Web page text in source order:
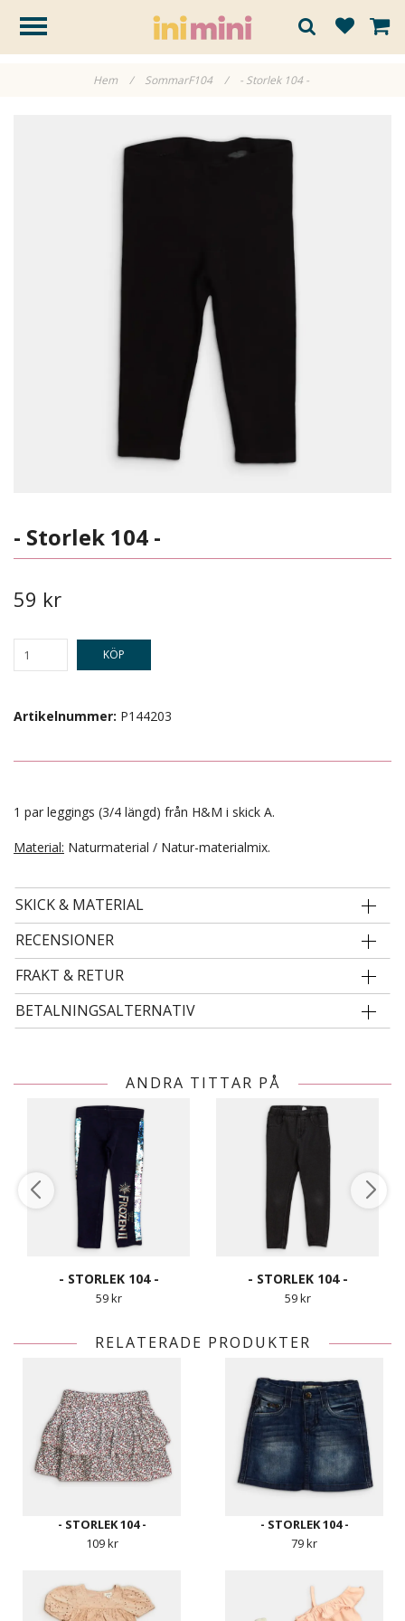
Hem / SommarF104 / - Storlek 104 -
- Storlek 104 -
59 kr
KÖP
Artikelnummer: P144203
1 par leggings (3/4 längd) från H&M i skick A.
Material: Naturmaterial / Natur-materialmix.
SKICK & MATERIAL
RECENSIONER
FRAKT & RETUR
BETALNINGSALTERNATIV
ANDRA TITTAR PÅ
- STORLEK 104 -
59 kr
- STORLEK 104 -
59 kr
RELATERADE PRODUKTER
- STORLEK 104 -
109 kr
- STORLEK 104 -
79 kr